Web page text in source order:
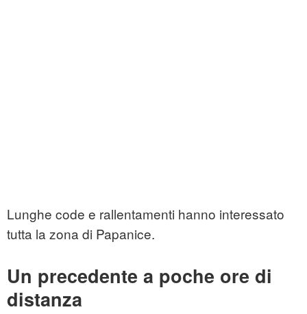
Lunghe code e rallentamenti hanno interessato
tutta la zona di Papanice.
Un precedente a poche ore di
distanza